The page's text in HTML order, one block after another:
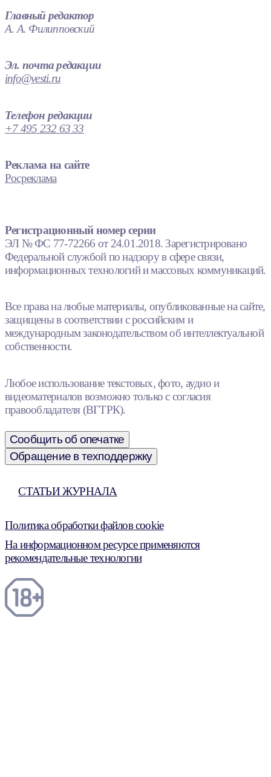
Главный редактор
А. А. Филипповский
Эл. почта редакции
info@vesti.ru
Телефон редакции
+7 495 232 63 33
Реклама на сайте
Росреклама
Регистрационный номер серии
ЭЛ № ФС 77-72266 от 24.01.2018. Зарегистрировано
Федеральной службой по надзору в сфере связи,
информационных технологий и массовых коммуникаций.
Все права на любые материалы, опубликованные на сайте,
защищены в соответствии с российским и
международным законодательством об интеллектуальной
собственности.
Любое использование текстовых, фото, аудио и
видеоматериалов возможно только с согласия
правообладателя (ВГТРК).
Сообщить об опечатке
Обращение в техподдержку
СТАТЬИ ЖУРНАЛА
Политика обработки файлов cookie
На информационном ресурсе применяются
рекомендательные технологии